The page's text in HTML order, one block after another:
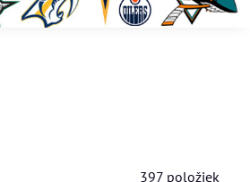
397 položiek